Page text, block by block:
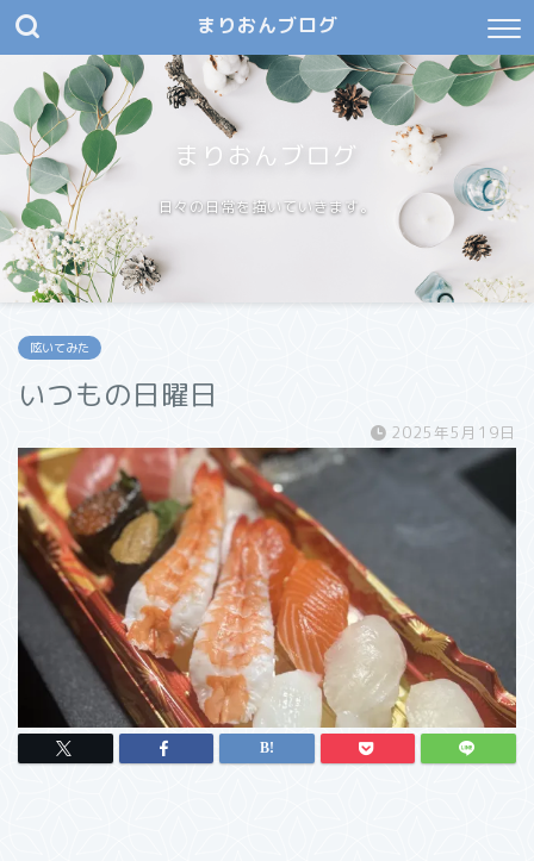
まりおんブログ
まりおんブログ
日々の日常を描いていきます。
呟いてみた
いつもの日曜日
2025年5月19日